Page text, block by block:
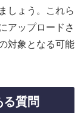
しょう。これら
アップロードさ
対象となる可能
質問